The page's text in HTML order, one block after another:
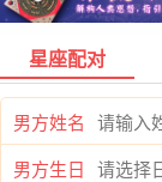
星座配对
男方姓名
男方生日